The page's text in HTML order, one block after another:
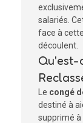
salariés.
face à
découlent.
Qu'est-
Le congé
destiné à
supprimé à